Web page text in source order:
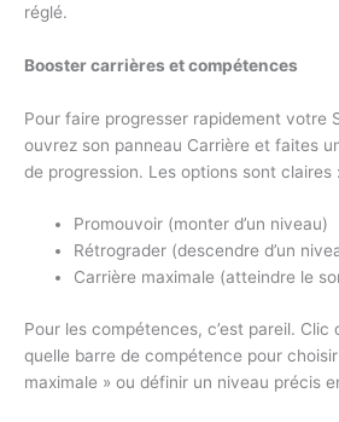
réglé.
Booster carrières et compétences
Pour faire progresser rapidement votre
ouvrez son panneau Carrière et faites
de progression. Les options sont claires :
Promouvoir (monter d’un niveau)
Rétrograder (descendre d’un
Carrière maximale (atteindre le
Pour les compétences, c’est pareil. Clic
quelle barre de compétence pour
maximale » ou définir un niveau précis